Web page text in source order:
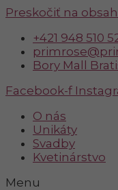
Preskočiť na obsah
+421 948 510
Bory Mall
Facebook-f
O nás
Unikáty
Svadby
Kvetinárstvo
Menu